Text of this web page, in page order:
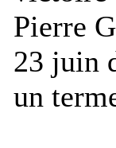
Pierre
23 juin
un